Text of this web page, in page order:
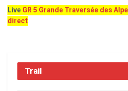
LiveGR 5 Grande Traversée des
direct
Trail